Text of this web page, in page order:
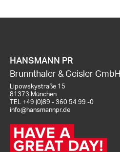
HANSMANN PR
Brunnthaler & Geisler GmbH
Lipowskystraße 15
81373 München
TEL +49 (0)89 - 360 54 99 -0
info@hansmannpr.de